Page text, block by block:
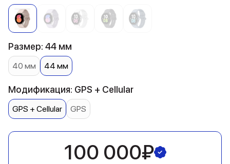
Размер: 44 мм
40 мм 44 мм
Модификация: GPS + Cellular
GPS + Cellular GPS
100 000₽